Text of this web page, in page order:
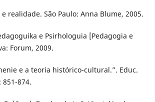
realidade. São Paulo: Anna Blume, 2005.
e Psirhologuia [Pedagogia e
Forum, 2009.
e a teoria histórico-cultural.”. Educ.
851-874.